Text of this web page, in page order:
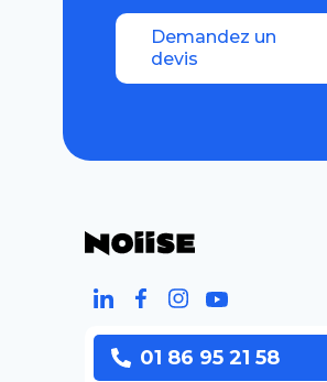
Demandez un
devis
01 86 95 21 58